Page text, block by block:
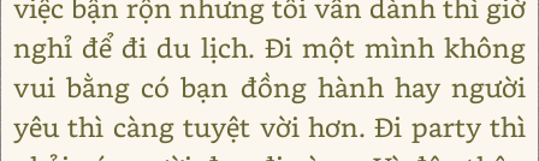
việc bận rộn nhưng tôi vẫn dành thì giờ
nghỉ để đi du lịch. Đi một mình không
vui bằng có bạn đồng hành hay người
yêu thì càng tuyệt vời hơn. Đi party thì